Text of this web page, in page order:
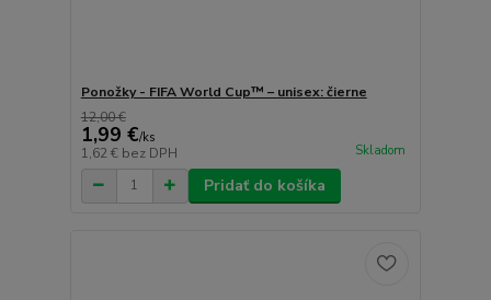
Ponožky - FIFA World Cup™ – unisex: čierne
12,00 €
1,99 €/ks
1,62 € bez DPH Skladom
Pridať do košíka